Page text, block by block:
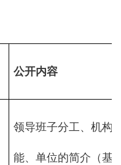
公开内容
领导班子分工、机构
能、单位的简介（基